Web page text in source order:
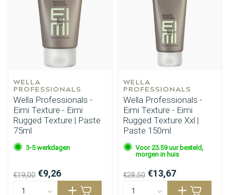
WELLA
PROFESSIONALS
Wella Professionals -
Eimi Texture - Eimi
Rugged Texture | Paste
75ml
3-5 werkdagen
€19,00 €9,26
WELLA
PROFESSIONALS
Wella Professionals -
Eimi Texture - Eimi
Rugged Texture Xxl |
Paste 150ml
Voor 23.59 uur besteld,
morgen in huis
€28,50 €13,67